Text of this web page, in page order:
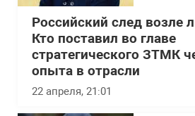
Российский след возле
Кто поставил во главе
стратегического ЗТМК
опыта в отрасли
22 апреля, 21:01